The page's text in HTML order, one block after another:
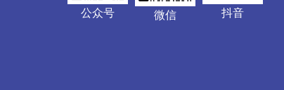
公众号 微信 抖音